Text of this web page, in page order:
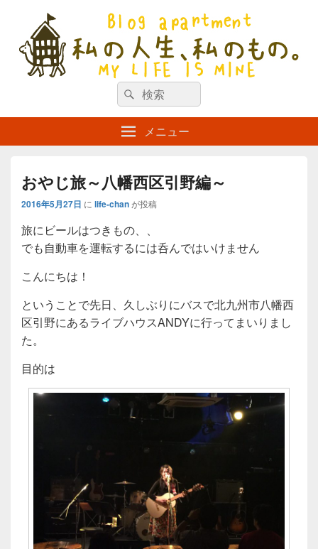
私の人生、私のもの。【新館】
検
索
対
象:
検
索
メニュー
おやじ旅～八幡西区引野編～
2016年5月27日 に life-chanが投稿
旅にビールはつきもの、、
でも自動車を運転するには呑んではいけません
こんにちは！
ということで先日、久しぶりにバスで北九州市八幡西
区引野にあるライブハウスANDYに行ってまいりまし
た。
目的は